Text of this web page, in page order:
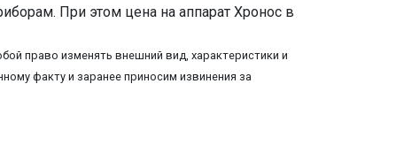
При этом цена на аппарат Хронос в
право изменять внешний вид, характеристики и
факту и заранее приносим извинения за